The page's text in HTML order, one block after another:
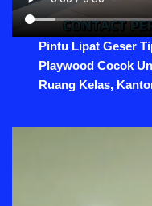
Pintu Lipat Geser
Playwood Cocok
Ruang Kelas,